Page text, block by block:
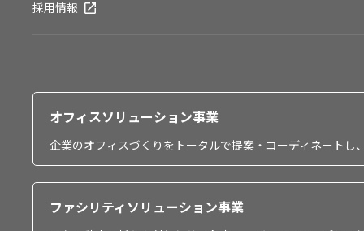
採用情報
オフィスソリューション事業
企業のオフィスづくりをトータルで提案・コーディネート
ファシリティソリューション事業